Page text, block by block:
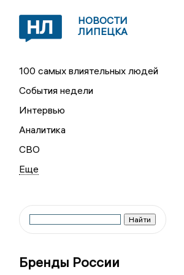
НОВОСТИ
ЛИПЕЦКА
100 самых влиятельных людей
События недели
Интервью
Аналитика
СВО
Бренды России